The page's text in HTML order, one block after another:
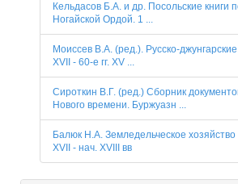
Кельдасов Б.А. и др. Посольские книги
Ногайской Ордой. 1 ...
Моиссев В.А. (ред.). Русско-
XVII - 60-е гг. XV ...
Сироткин В.Г. (ред.) Сборник
Нового времени. Буржуазн ...
Балюк Н.А. Земледельческое
XVII - нач. XVIII вв